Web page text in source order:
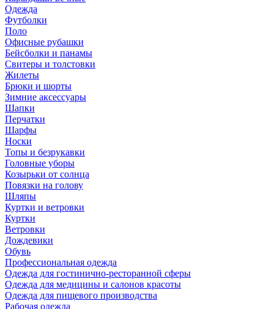
Одежда
Футболки
Поло
Офисные рубашки
Бейсболки и панамы
Свитеры и толстовки
Жилеты
Брюки и шорты
Зимние аксессуары
Шапки
Перчатки
Шарфы
Носки
Топы и безрукавки
Головные уборы
Козырьки от солнца
Повязки на голову
Шляпы
Куртки и ветровки
Куртки
Ветровки
Дождевики
Обувь
Профессиональная одежда
Одежда для гостинично-ресторанной сферы
Одежда для медицины и салонов красоты
Одежда для пищевого производства
Рабочая одежда